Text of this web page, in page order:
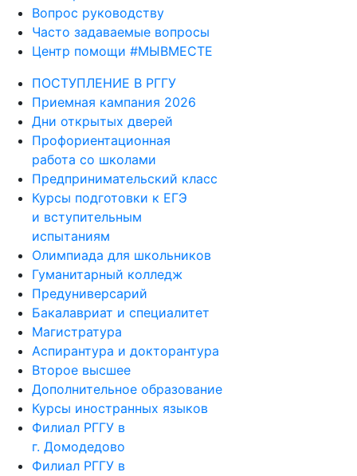
Вопрос руководству
Часто задаваемые вопросы
Центр помощи #МЫВМЕСТЕ
ПОСТУПЛЕНИЕ В РГГУ
Приемная кампания 2026
Дни открытых дверей
Профориентационная
работа со школами
Предпринимательский класс
Курсы подготовки к ЕГЭ
и вступительным
испытаниям
Олимпиада для школьников
Гуманитарный колледж
Предуниверсарий
Бакалавриат и специалитет
Магистратура
Аспирантура и докторантура
Второе высшее
Дополнительное образование
Курсы иностранных языков
Филиал РГГУ в
г. Домодедово
Филиал РГГУ в